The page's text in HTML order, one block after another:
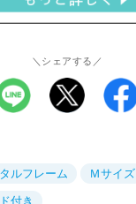
＼シェアする／
ルフレーム Ｍサイズ
付き